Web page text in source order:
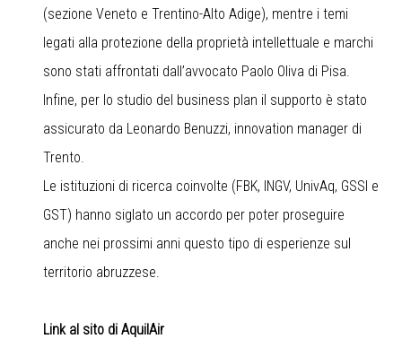
(sezione Veneto e Trentino-Alto Adige), mentre i temi
legati alla protezione della proprietà intellettuale e marchi
sono stati affrontati dall’avvocato Paolo Oliva di Pisa.
Infine, per lo studio del business plan il supporto è stato
assicurato da Leonardo Benuzzi, innovation manager di
Trento.
Le istituzioni di ricerca coinvolte (FBK, INGV, UnivAq, GSSI e
GST) hanno siglato un accordo per poter proseguire
anche nei prossimi anni questo tipo di esperienze sul
territorio abruzzese.
Link al sito di AquilAir